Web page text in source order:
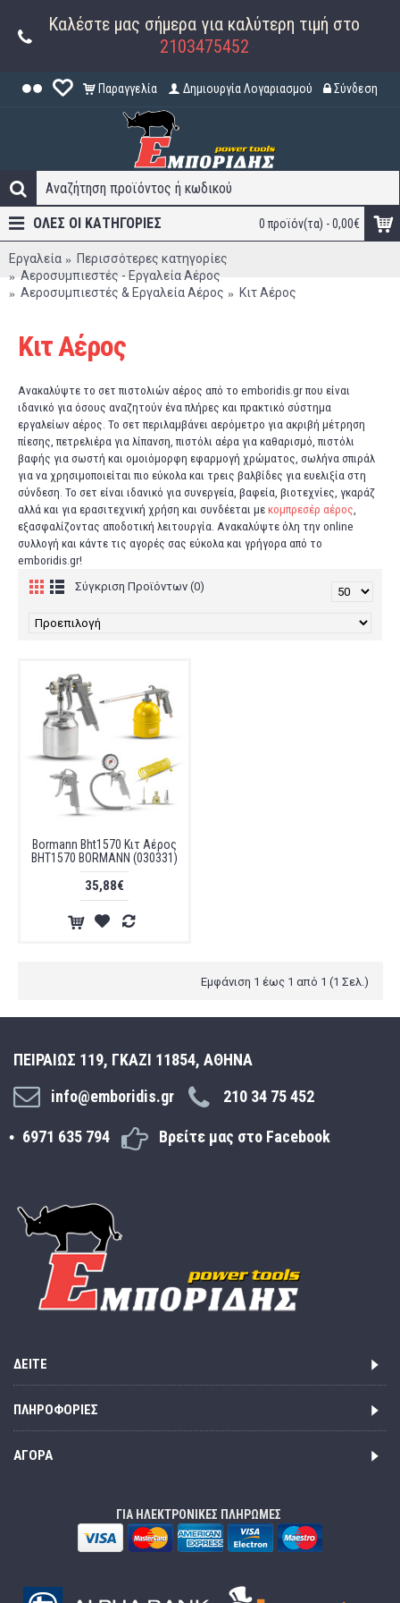
Καλέστε μας σήμερα για καλύτερη τιμή στο
2103475452
Παραγγελία Δημιουργία Λογαριασμού Σύνδεση
0 προϊόν(τα) - 0,00€
ΟΛΕΣ ΟΙ ΚΑΤΗΓΟΡΊΕΣ
Εργαλεία
Περισσότερες κατηγορίες
Αεροσυμπιεστές - Εργαλεία Αέρος
Αεροσυμπιεστές & Εργαλεία Αέρος
Κιτ Αέρος
Κιτ Αέρος
Ανακαλύψτε το σετ πιστολιών αέρος από το emboridis.gr που είναι
ιδανικό για όσους αναζητούν ένα πλήρες και πρακτικό σύστημα
εργαλείων αέρος. Το σετ περιλαμβάνει αερόμετρο για ακριβή μέτρηση
πίεσης, πετρελιέρα για λίπανση, πιστόλι αέρα για καθαρισμό, πιστόλι
βαφής για σωστή και ομοιόμορφη εφαρμογή χρώματος, σωλήνα σπιράλ
για να χρησιμοποιείται πιο εύκολα και τρεις βαλβίδες για ευελιξία στη
σύνδεση. Το σετ είναι ιδανικό για συνεργεία, βαφεία, βιοτεχνίες, γκαράζ
αλλά και για ερασιτεχνική χρήση και συνδέεται με κομπρεσέρ αέρος,
εξασφαλίζοντας αποδοτική λειτουργία. Ανακαλύψτε όλη την online
συλλογή και κάντε τις αγορές σας εύκολα και γρήγορα από το
emboridis.gr!
Σύγκριση Προϊόντων (0)
Bormann Bht1570 Κιτ Αέρος
BHT1570 BORMANN (030331)
35,88€
Εμφάνιση 1 έως 1 από 1 (1 Σελ.)
ΠΕΙΡΑΙΩΣ 119, ΓΚΑΖΙ 11854, ΑΘΗΝΑ
info@emboridis.gr
210 34 75 452
6971 635 794 Βρείτε μας στο Facebook
ΔΕΊΤΕ
ΠΛΗΡΟΦΟΡΊΕΣ
ΑΓΟΡΆ
ΓΙΑ ΗΛΕΚΤΡΟΝΙΚΕΣ ΠΛΗΡΩΜΕΣ